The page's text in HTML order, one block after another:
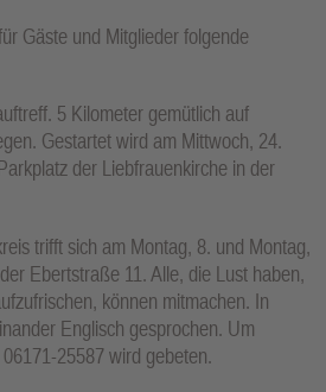
Gäste und Mitglieder folgende
5 Kilometer gemütlich auf
Gestartet wird am Mittwoch, 24.
der Liebfrauenkirche in der
trifft sich am Montag, 8. und Montag,
Ebertstraße 11. Alle, die Lust haben,
können mitmachen. In
Englisch gesprochen. Um
25587 wird gebeten.